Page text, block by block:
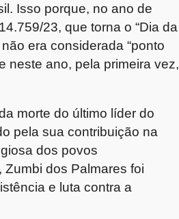
Isso porque, no ano de
23, que torna o “Dia da
era considerada “ponto
neste ano, pela primeira vez,
morte do último líder do
pela sua contribuição na
dos povos
dos Palmares foi
e luta contra a